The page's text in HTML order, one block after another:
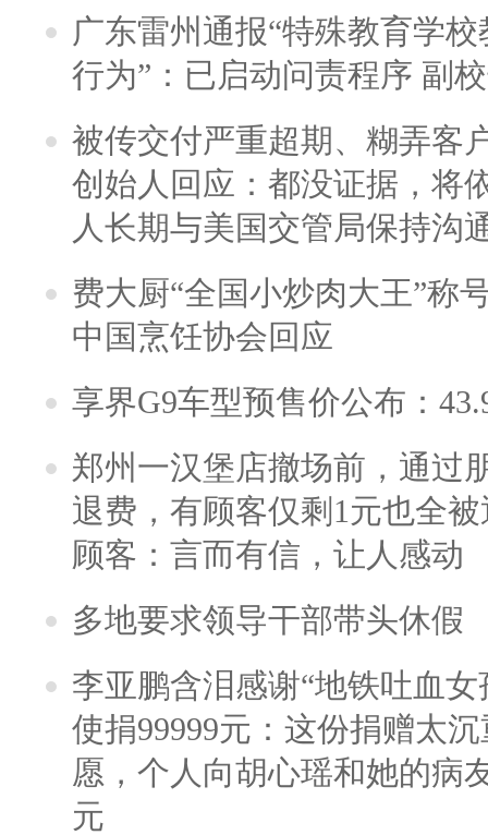
广东雷州通报“特殊教育学
行为”：已启动问责程序 副
被传交付严重超期、糊弄客
创始人回应：都没证据，将
人长期与美国交管局保持沟
费大厨“全国小炒肉大王”称
中国烹饪协会回应
享界G9车型预售价公布：
郑州一汉堡店撤场前，通过
退费，有顾客仅剩1元也全
顾客：言而有信，让人感动
多地要求领导干部带头休假
李亚鹏含泪感谢“地铁吐血
使捐99999元：这份捐赠太
愿，个人向胡心瑶和她的病
元